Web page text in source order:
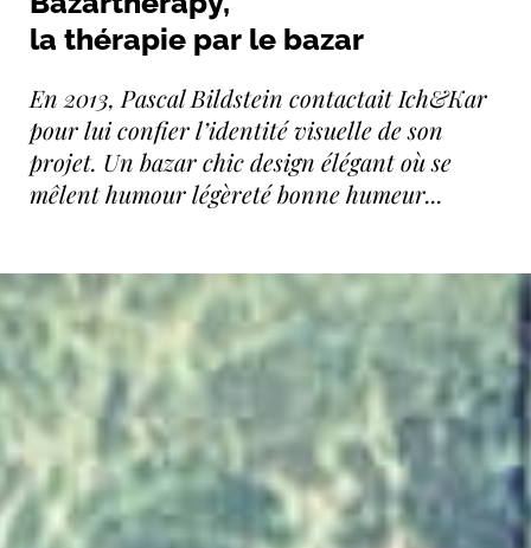
la thérapie par le bazar
En 2013, Pascal Bildstein contactait Ich&Kar
pour lui confier l’identité visuelle de son
projet. Un bazar chic design élégant où se
mêlent humour légèreté bonne humeur...